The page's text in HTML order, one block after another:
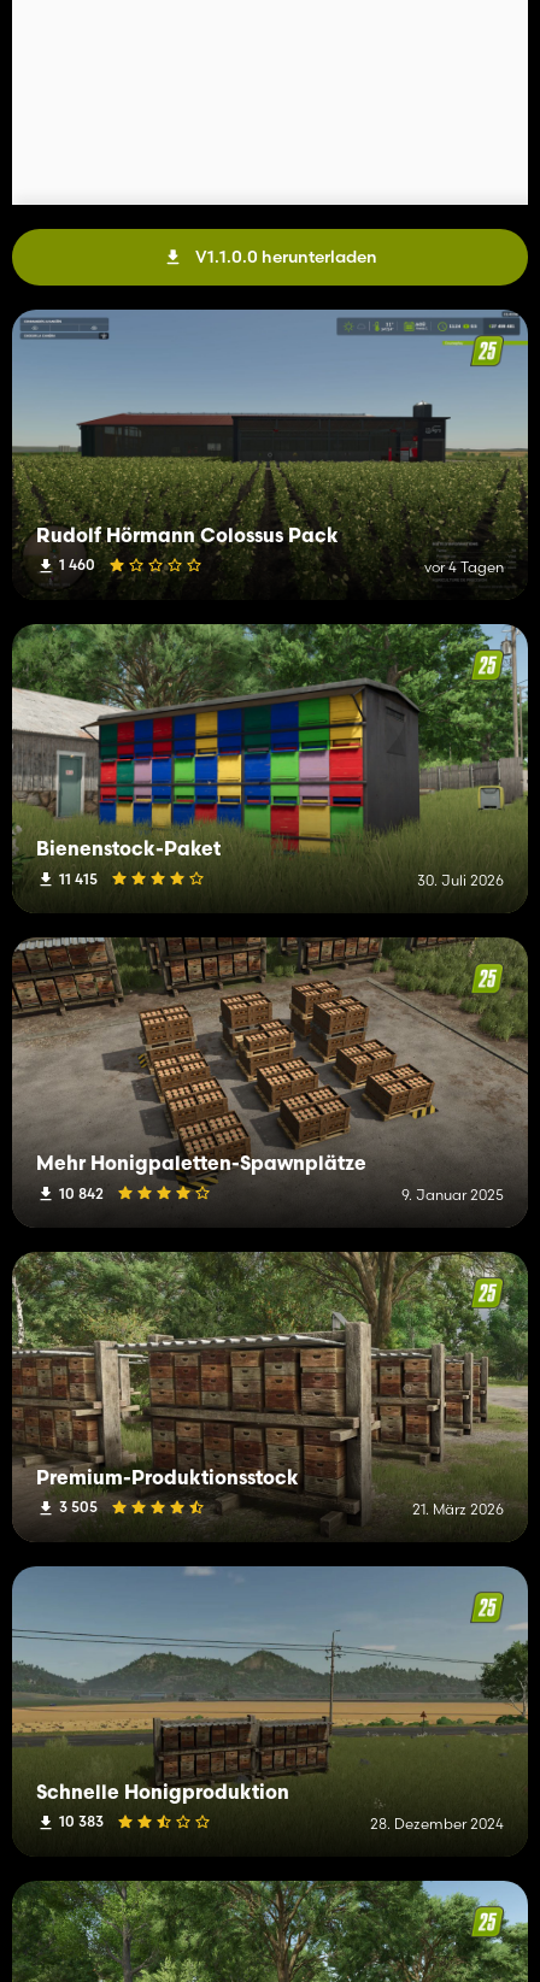
V1.1.0.0 herunterladen
Rudolf Hörmann Colossus Pack
1 460 vor 4 Tagen
Bienenstock-Paket
11 415 30. Juli 2026
Mehr Honigpaletten-Spawnplätze
10 842 9. Januar 2025
Premium-Produktionsstock
3 505 21. März 2026
Schnelle Honigproduktion
10 383 28. Dezember 2024